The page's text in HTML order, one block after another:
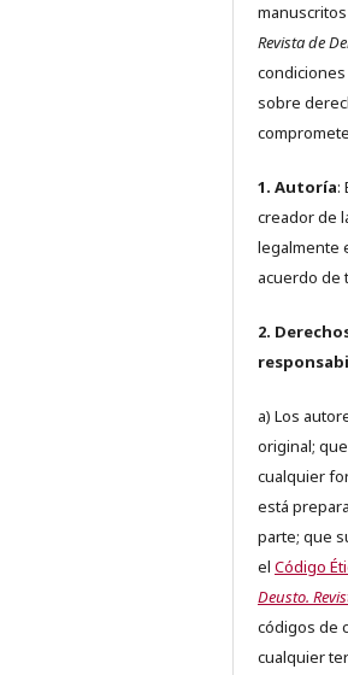
Revista de
sobre
1. Autoría:
creador de
legalmente
acuerdo de
2.
a) Los
original;
cualquier
está
parte; que
el Código
Deusto.
códigos de
cualquier